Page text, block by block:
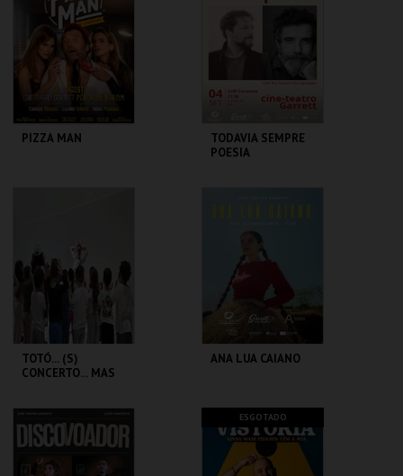
PRODUTOS
PIZZA MAN
MAIS INFO
COMPRAR
TODAVIA SEMPRE
POESIA
MAIS INFO
COMPRAR
TOTÓ... (S)
CONCERTO... MAS
CINE-TEATRO
GARRETT
ANA LUA CAIANO
CINE-TEATRO
GARRETT
ESGOTADO